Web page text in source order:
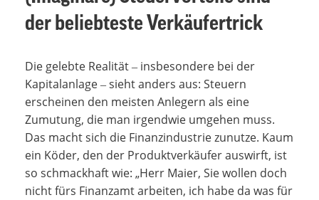
der beliebteste Verkäufertrick
Die gelebte Realität ‒ insbesondere bei der
Kapitalanlage ‒ sieht anders aus: Steuern
erscheinen den meisten Anlegern als eine
Zumutung, die man irgendwie umgehen muss.
Das macht sich die Finanzindustrie zunutze. Kaum
ein Köder, den der Produktverkäufer auswirft, ist
so schmackhaft wie: „Herr Maier, Sie wollen doch
nicht fürs Finanzamt arbeiten, ich habe da was für